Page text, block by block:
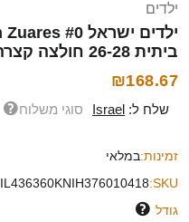
ילדים
ביתית 26-28 חולצה קצרה
₪168.67
שלח ל: Israel סוגי משלוח
זמינות:במלאי
SKU:
IL436360KNIH376010418
גודל